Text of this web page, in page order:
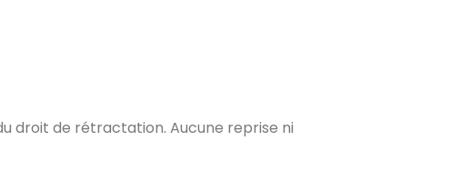
droit de rétractation. Aucune reprise ni